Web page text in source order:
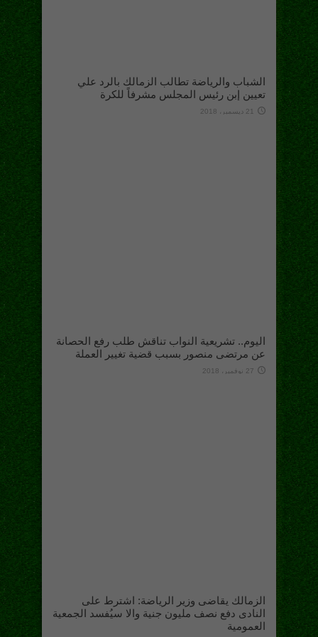
الشباب والرياضة تطالب الزمالك بالرد علي
تعيين إبن رئيس المجلس مشرفاً للكرة
21 ديسمبر، 2018
اليوم.. تشريعية النواب تناقش طلب رفع الحصانة
عن مرتضى منصور بسبب قضية تغيير العملة
27 نوفمبر، 2018
الزمالك يقاضى وزير الرياضة: اشترط على
النادى دفع نصف مليون جنية والا سيُفسد الجمعية
العمومية